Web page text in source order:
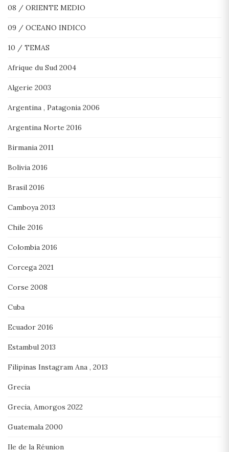
08 / ORIENTE MEDIO
09 / OCEANO INDICO
10 / TEMAS
Afrique du Sud 2004
Algerie 2003
Argentina , Patagonia 2006
Argentina Norte 2016
Birmania 2011
Bolivia 2016
Brasil 2016
Camboya 2013
Chile 2016
Colombia 2016
Corcega 2021
Corse 2008
Cuba
Ecuador 2016
Estambul 2013
Filipinas Instagram Ana , 2013
Grecia
Grecia, Amorgos 2022
Guatemala 2000
Ile de la Réunion